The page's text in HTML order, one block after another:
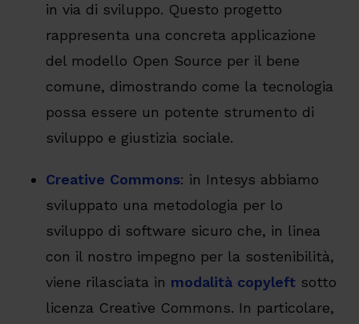
in via di sviluppo. Questo progetto
rappresenta una concreta applicazione
del modello Open Source per il bene
comune, dimostrando come la tecnologia
possa essere un potente strumento di
sviluppo e giustizia sociale.
Creative Commons: in Intesys abbiamo
sviluppato una metodologia per lo
sviluppo di software sicuro che, in linea
con il nostro impegno per la sostenibilità,
viene rilasciata in modalità copyleftsotto
licenza Creative Commons. In particolare,